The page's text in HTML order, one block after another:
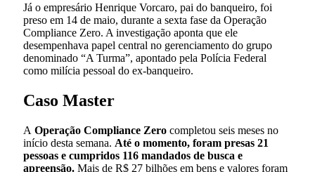
Já o empresário Henrique Vorcaro, pai do banqueiro, foi
preso em 14 de maio, durante a sexta fase da Operação
Compliance Zero. A investigação aponta que ele
desempenhava papel central no gerenciamento do grupo
denominado “A Turma”, apontado pela Polícia Federal
como milícia pessoal do ex-banqueiro.
Caso Master
A Operação Compliance Zero completou seis meses no
início desta semana. Até o momento, foram presas 21
pessoas e cumpridos 116 mandados de busca e
apreensão. Mais de R$ 27 bilhões em bens e valores foram